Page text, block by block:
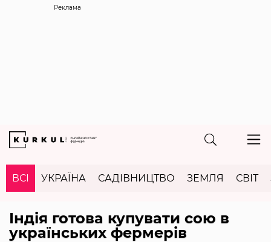
Реклама
ВСІ УКРАЇНА САДІВНИЦТВО ЗЕМЛЯ СВІТ
Індія готова купувати сою в
українських фермерів